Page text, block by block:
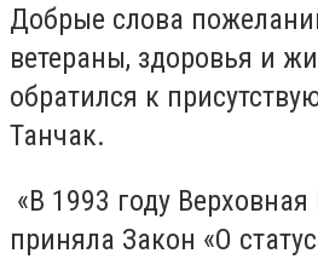
Добрые слова
ветераны, здоровья и
обратился к
Танчак.
«В 1993 году
приняла Закон «О